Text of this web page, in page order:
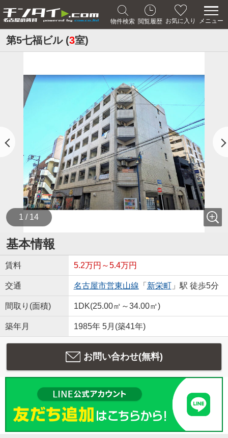
物件検索 閲覧履歴 お気に入り メニュー
第5七福ビル (3室)
1 / 14
基本情報
賃料 5.2万円～5.4万円
交通 名古屋市営東山線 「 新栄町」駅 徒歩5分
間取り(面積) 1DK(25.00㎡～34.00㎡)
築年月 1985年 5月(築41年)
お問い合わせ(無料)